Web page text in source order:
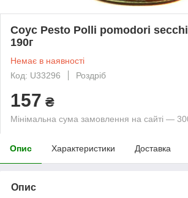
Соус Pesto Polli pomodori
190г
Немає в наявності
Код: U33296
Роздріб
157 ₴
Мінімальна сума замовлення на сайті —
Опис Характеристики Доставка
Опис